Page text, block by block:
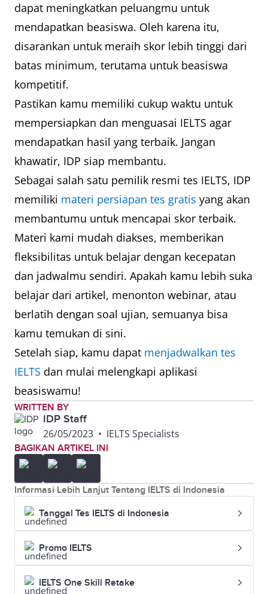
UQ
International
High
Achievers
Award
Australia
Keseluruhan
6,5 dan
minimum 6,0
di setiap
(sebagian
besar
program UQ)
Manaaki
New
Zealand
Scholarship
Selandia
Baru
6,0 (program
sarjana) dan
6,5 (program
pascasarjana)
Ireland
Government
Scholarship
Irlandia
6.5 (sebagian
besar
universitas)
Vanier
Canada
Graduate
Scholarship
Kanada
ketentuan
program atau
jurusan yang
Beasiswa
Indonesia
Maju –
Program
Persiapan
S1 Luar
Negeri
Australia,
Belgia,
China, Hong
Kong,
Swiss,
Inggris,
atau
ketentuan
jurusan yang
dipilih.
dapat meningkatkan peluangmu untuk
mendapatkan beasiswa. Oleh karena itu,
disarankan untuk meraih skor lebih tinggi dari
batas minimum, terutama untuk beasiswa
kompetitif.
Pastikan kamu memiliki cukup waktu untuk
mempersiapkan dan menguasai IELTS agar
mendapatkan hasil yang terbaik. Jangan
khawatir, IDP siap membantu.
Sebagai salah satu pemilik resmi tes IELTS, IDP
memiliki materi persiapan tes gratis yang akan
membantumu untuk mencapai skor terbaik.
Materi kami mudah diakses, memberikan
fleksibilitas untuk belajar dengan kecepatan
dan jadwalmu sendiri. Apakah kamu lebih suka
belajar dari artikel, menonton webinar, atau
berlatih dengan soal ujian, semuanya bisa
kamu temukan di sini.
Setelah siap, kamu dapat menjadwalkan tes
IELTS dan mulai melengkapi aplikasi
beasiswamu!
WRITTEN BY
IDP Staff
26/05/2023 • IELTS Specialists
BAGIKAN ARTIKEL INI
Informasi Lebih Lanjut Tentang IELTS di Indonesia
Tanggal Tes IELTS di Indonesia
Promo IELTS
IELTS One Skill Retake